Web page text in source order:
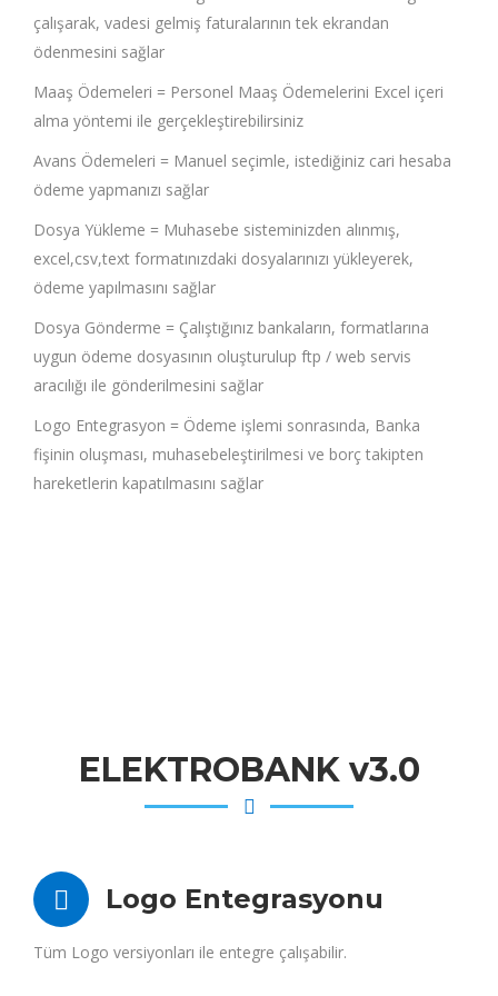
çalışarak, vadesi gelmiş faturalarının tek ekrandan
ödenmesini sağlar
Maaş Ödemeleri = Personel Maaş Ödemelerini Excel içeri
alma yöntemi ile gerçekleştirebilirsiniz
Avans Ödemeleri = Manuel seçimle, istediğiniz cari hesaba
ödeme yapmanızı sağlar
Dosya Yükleme = Muhasebe sisteminizden alınmış,
excel,csv,text formatınızdaki dosyalarınızı yükleyerek,
ödeme yapılmasını sağlar
Dosya Gönderme = Çalıştığınız bankaların, formatlarına
uygun ödeme dosyasının oluşturulup ftp / web servis
aracılığı ile gönderilmesini sağlar
Logo Entegrasyon = Ödeme işlemi sonrasında, Banka
fişinin oluşması, muhasebeleştirilmesi ve borç takipten
hareketlerin kapatılmasını sağlar
ELEKTROBANK v3.0
Logo Entegrasyonu
Tüm Logo versiyonları ile entegre çalışabilir.